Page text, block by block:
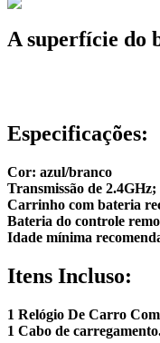
A superfície do
Especificações:
Cor: azul/branco
Transmissão de 2.4GHz;
Carrinho com bateria
Bateria do controle
Idade mínima
Itens Incluso:
1 Relógio De Carro
1 Cabo de